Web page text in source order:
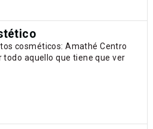
cosméticos: Amathé Centro
todo aquello que tiene que ver